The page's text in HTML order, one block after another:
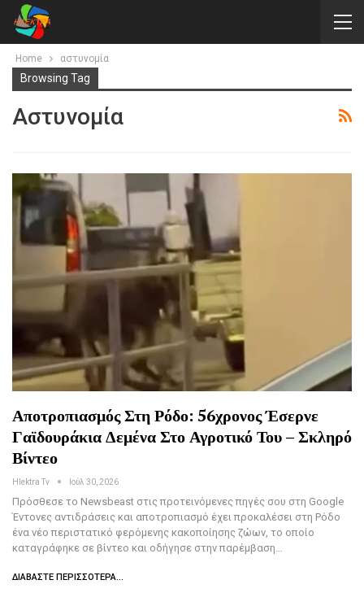
Home αστυνομία
Browsing Tag
Αστυνομία
Αποτροπιασμός Στη Ρόδο: 56χρονος Έσερνε
Γαϊδουράκια Δεμένα Στο Αγροτικό Του – Σκληρό
Βίντεο
Hlektra Tv Ιούλ 30, 2026
Πρόσθεσε το Newsbeast στις προτεινόμενες πηγές σου στη Google
Έντονες αντιδράσεις και αποτροπιασμό έχει προκαλέσει στη Ρόδο
ένα νέο περιστατικό φερόμενης κακοποίησης ζώων, το οποίο
καταγράφηκε σε βίντεο και οδήγησε στην παρέμβαση…
ΔΙΑΒΆΣΤΕ ΠΕΡΙΣΣΌΤΕΡΑ...